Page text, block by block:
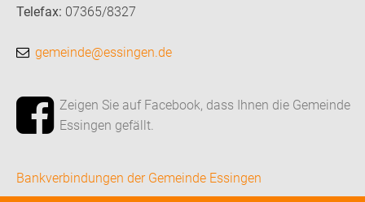
Telefax: 07365/8327
gemeinde@essingen.de
Zeigen Sie auf Facebook, dass Ihnen die Gemeinde
Essingen gefällt.
Bankverbindungen der Gemeinde Essingen